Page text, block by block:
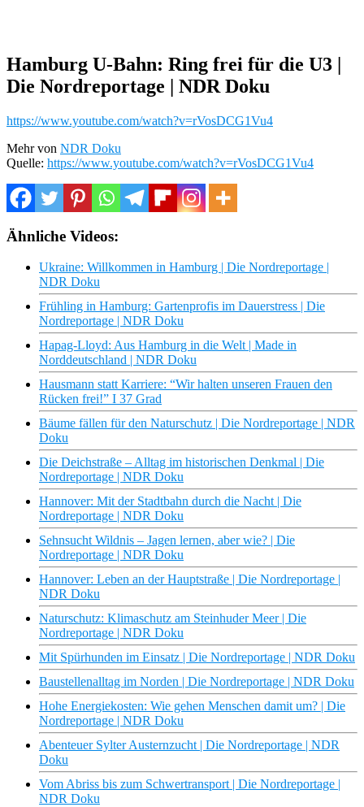
Hamburg U-Bahn: Ring frei für die U3 |
Die Nordreportage | NDR Doku
https://www.youtube.com/watch?v=rVosDCG1Vu4
Mehr von NDR Doku
Quelle: https://www.youtube.com/watch?v=rVosDCG1Vu4
Ähnliche Videos:
Ukraine: Willkommen in Hamburg | Die Nordreportage |
NDR Doku
Frühling in Hamburg: Gartenprofis im Dauerstress | Die
Nordreportage | NDR Doku
Hapag-Lloyd: Aus Hamburg in die Welt | Made in
Norddeutschland | NDR Doku
Hausmann statt Karriere: “Wir halten unseren Frauen den
Rücken frei!” I 37 Grad
Bäume fällen für den Naturschutz | Die Nordreportage | NDR
Doku
Die Deichstraße – Alltag im historischen Denkmal | Die
Nordreportage | NDR Doku
Hannover: Mit der Stadtbahn durch die Nacht | Die
Nordreportage | NDR Doku
Sehnsucht Wildnis – Jagen lernen, aber wie? | Die
Nordreportage | NDR Doku
Hannover: Leben an der Hauptstraße | Die Nordreportage |
NDR Doku
Naturschutz: Klimaschutz am Steinhuder Meer | Die
Nordreportage | NDR Doku
Mit Spürhunden im Einsatz | Die Nordreportage | NDR Doku
Baustellenalltag im Norden | Die Nordreportage | NDR Doku
Hohe Energiekosten: Wie gehen Menschen damit um? | Die
Nordreportage | NDR Doku
Abenteuer Sylter Austernzucht | Die Nordreportage | NDR
Doku
Vom Abriss bis zum Schwertransport | Die Nordreportage |
NDR Doku